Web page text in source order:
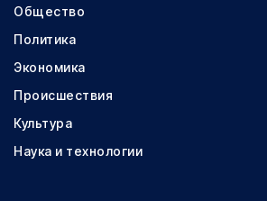
Общество
Политика
Экономика
Происшествия
Культура
Наука и технологии